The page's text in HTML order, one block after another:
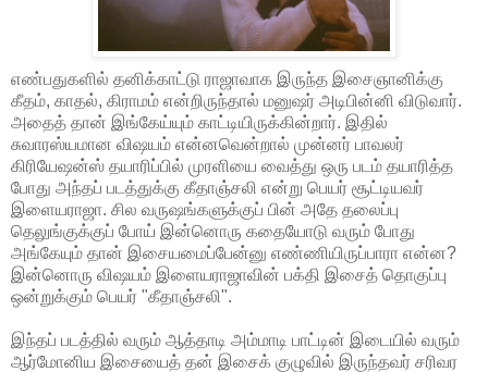
எண்பதுகளில் தனிக்காட்டு ராஜாவாக இருந்த இசைஞானிக்கு
கீதம், காதல், கிராமம் என்றிருந்தால் மனுஷர் அடிபின்னி விடுவார்.
அதைத் தான் இங்கேய்யும் காட்டியிருக்கின்றார். இதில்
சுவாரஸ்யமான விஷயம் என்னவென்றால் முன்னர் பாவலர்
கிரியேஷன்ஸ் தயாரிப்பில் முரளியை வைத்து ஒரு படம் தயாரித்த
போது அந்தப் படத்துக்கு கீதாஞ்சலி என்று பெயர் சூட்டியவர்
இளையராஜா. சில வருஷங்களுக்குப் பின் அதே தலைப்பு
தெலுங்குக்குப் போய் இன்னொரு கதையோடு வரும் போது
அங்கேயும் தான் இசையமைப்பேன்னு எண்ணியிருப்பாரா என்ன?
இன்னொரு விஷயம் இளையராஜாவின் பக்தி இசைத் தொகுப்பு
ஒன்றுக்கும் பெயர் "கீதாஞ்சலி".
இந்தப் படத்தில் வரும் ஆத்தாடி அம்மாடி பாட்டின் இடையில் வரும்
ஆர்மோனிய இசையைத் தன் இசைக் குழுவில் இருந்தவர் சரிவர